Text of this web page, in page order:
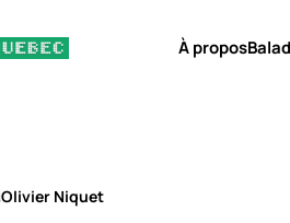
À propos
Olivier Niquet